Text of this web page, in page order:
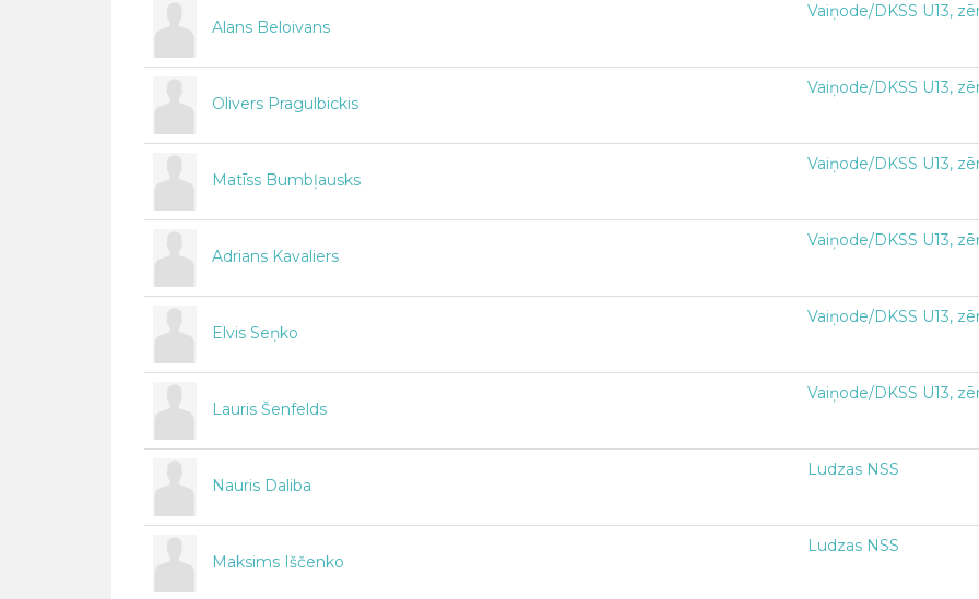
Alans Beloivans
Vaiņode/DKSS U13,
Olivers Pragulbickis
Vaiņode/DKSS U13,
Matīss Bumbļausks
Vaiņode/DKSS U13,
Adrians Kavaliers
Vaiņode/DKSS U13,
Elvis Seņko
Vaiņode/DKSS U13,
Lauris Šenfelds
Vaiņode/DKSS U13,
Nauris Daliba
Ludzas NSS
Maksims Iščenko
Ludzas NSS